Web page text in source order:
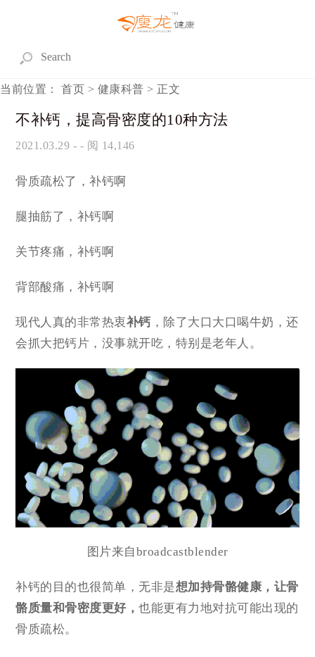
当前位置： 首页 > 健康科普 > 正文
不补钙，提高骨密度的10种方法
2021.03.29 - - 阅 14,146
骨质疏松了，补钙啊
腿抽筋了，补钙啊
关节疼痛，补钙啊
背部酸痛，补钙啊
现代人真的非常热衷补钙 ，除了大口大口喝牛奶，还
会抓大把钙片，没事就开吃，特别是老年人。
图片来自broadcastblender
补钙的目的也很简单，无非是想加持骨骼健康，让骨
骼质量和骨密度更好，也能更有力地对抗可能出现的
骨质疏松。